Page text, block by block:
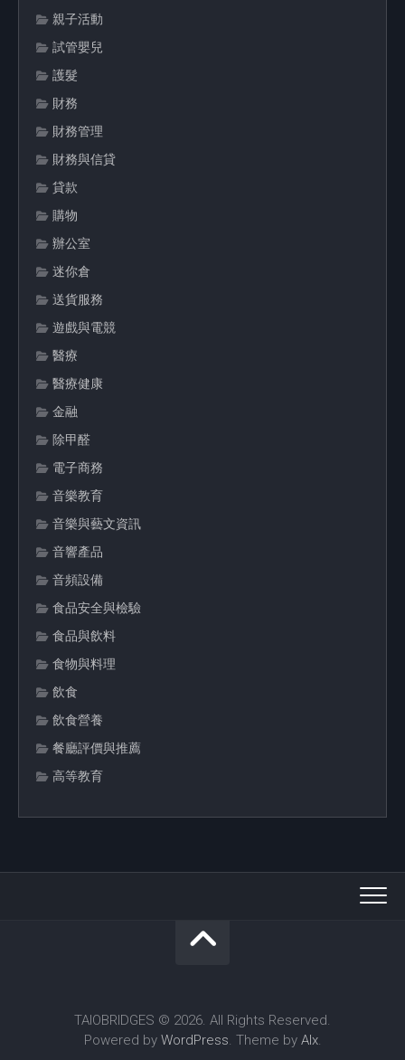
親子活動
試管嬰兒
護髮
財務
財務管理
財務與信貸
貸款
購物
辦公室
迷你倉
送貨服務
遊戲與電競
醫療
醫療健康
金融
除甲醛
電子商務
音樂教育
音樂與藝文資訊
音響產品
音頻設備
食品安全與檢驗
食品與飲料
食物與料理
飲食
飲食營養
餐廳評價與推薦
高等教育
TAIOBRIDGES © 2026. All Rights Reserved.
Powered by WordPress. Theme by Alx.